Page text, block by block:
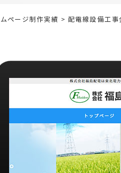
ページ制作実績 > 配電線設備工